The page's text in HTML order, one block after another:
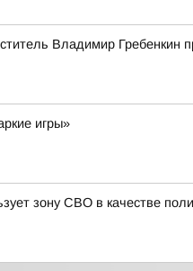
Владимир Гребенкин
игры»
зону СВО в качестве